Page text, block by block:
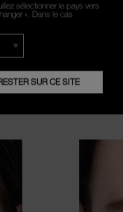
sélectionner le pays vers
». Dans le cas
SUR CE SITE